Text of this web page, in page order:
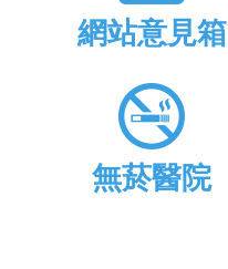
網站意見箱
無菸醫院